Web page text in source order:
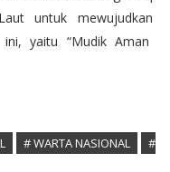
untuk mewujudkan
yaitu “Mudik Aman
# WARTA NASIONAL
#